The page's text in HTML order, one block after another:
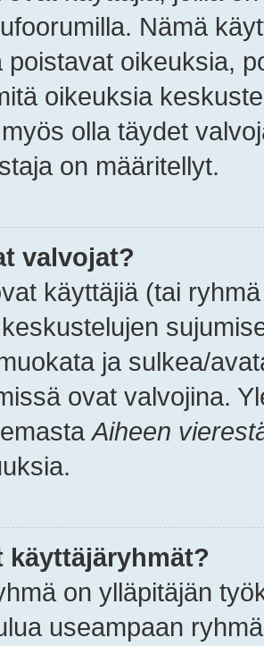
Nämä
poistavat oikeuksia,
oikeuksia
olla täydet
on määritellyt.
valvojat?
käyttäjiä (tai
ja sulkea/
ovat valvojina.
Aiheen
käyttäjäryhmät?
on ylläpitäjän
useampaan